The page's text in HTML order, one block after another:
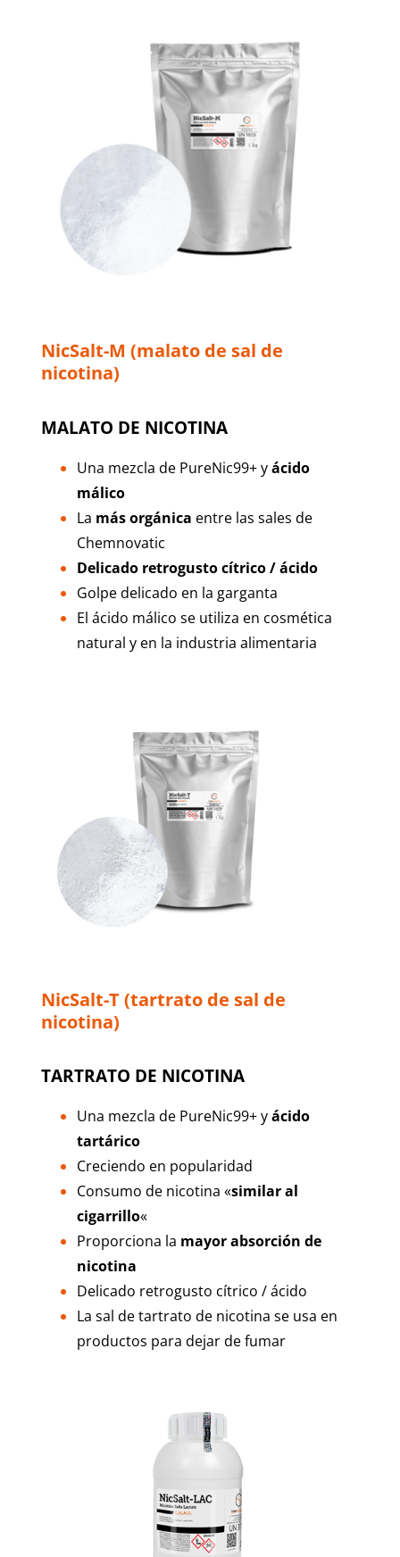
NicSalt-M (malato de sal de
nicotina)
MALATO DE NICOTINA
Una mezcla de PureNic99+ yácido
málico
La más orgánica entre las sales de
Chemnovatic
Delicado retrogusto cítrico / ácido
Golpe delicado en la garganta
El ácido málico se utiliza en cosmética
natural y en la industria alimentaria
NicSalt-T (tartrato de sal de
nicotina)
TARTRATO DE NICOTINA
Una mezcla de PureNic99+ yácido
tartárico
Creciendo en popularidad
Consumo de nicotina «similar al
cigarrillo«
Proporciona la mayor absorción de
nicotina
Delicado retrogusto cítrico / ácido
La sal de tartrato de nicotina se usa en
productos para dejar de fumar